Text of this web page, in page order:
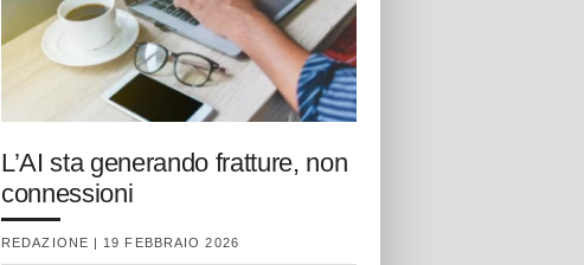
L’AI sta generando fratture, non
connessioni
REDAZIONE | 19 FEBBRAIO 2026